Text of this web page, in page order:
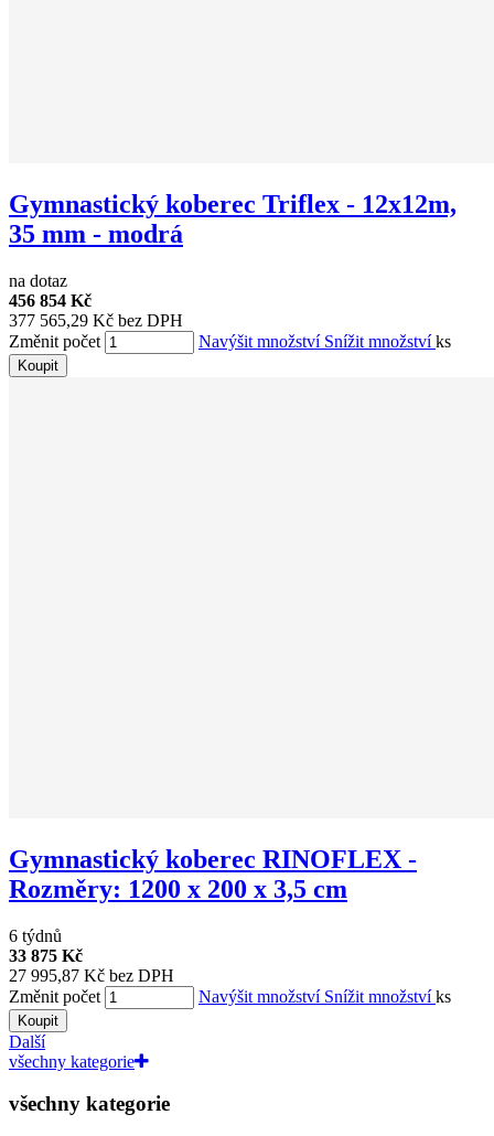
Gymnastický koberec Triflex - 12x12m,
35 mm - modrá
na dotaz
456 854 Kč
377 565,29 Kč bez DPH
Změnit počet
Navýšit množství Snížit množstvíks
Koupit
Gymnastický koberec RINOFLEX -
Rozměry: 1200 x 200 x 3,5 cm
6 týdnů
33 875 Kč
27 995,87 Kč bez DPH
Změnit počet
Navýšit množství Snížit množstvíks
Koupit
Další
všechny kategorie
všechny kategorie